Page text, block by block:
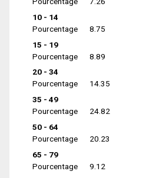
10 - 14
Pourcentage
8.75
15 - 19
Pourcentage
8.89
20 - 34
Pourcentage
14.35
35 - 49
Pourcentage
24.82
50 - 64
Pourcentage
20.23
65 - 79
Pourcentage
9.12